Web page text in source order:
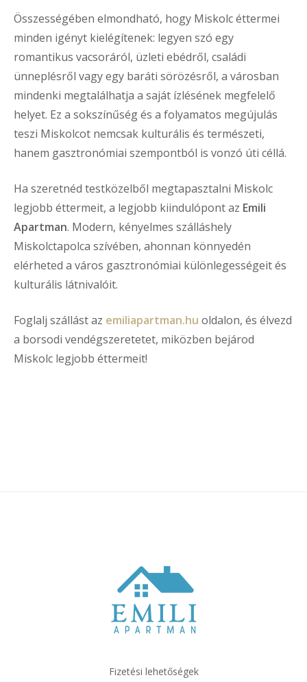
Összességében elmondható, hogy Miskolc éttermei
minden igényt kielégítenek: legyen szó egy
romantikus vacsoráról, üzleti ebédről, családi
ünneplésről vagy egy baráti sörözésről, a városban
mindenki megtalálhatja a saját ízlésének megfelelő
helyet. Ez a sokszínűség és a folyamatos megújulás
teszi Miskolcot nemcsak kulturális és természeti,
hanem gasztronómiai szempontból is vonzó úti céllá.
Ha szeretnéd testközelből megtapasztalni Miskolc
legjobb éttermeit, a legjobb kiindulópont az Emili
Apartman. Modern, kényelmes szálláshely
Miskolctapolca szívében, ahonnan könnyedén
elérheted a város gasztronómiai különlegességeit és
kulturális látnivalóit.
Foglalj szállást az emiliapartman.hu oldalon, és élvezd
a borsodi vendégszeretetet, miközben bejárod
Miskolc legjobb éttermeit!
Fizetési lehetőségek